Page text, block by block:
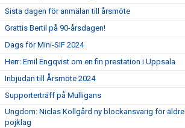
Sista dagen för anmälan till årsmöte
Grattis Bertil på 90-årsdagen!
Dags för Mini-SIF 2024
Herr: Emil Engqvist om en fin prestation i Uppsala
Inbjudan till Årsmöte 2024
Supporterträff på Mulligans
Ungdom: Niclas Kollgård ny blockansvarig för äldre
pojklag